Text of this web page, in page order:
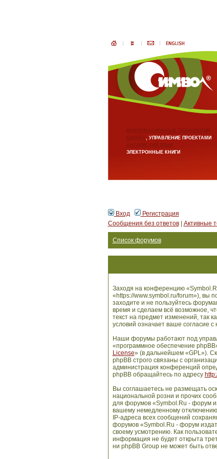
ИНФОРМАЦИОННЫЕ ТЕХНОЛОГИИ
БИЗНЕС, УПРАВЛЕНИЕ ПРОЕКТАМИ
АНГЛИЙСКИЙ ЯЗЫК
ЭЛЕКТРОННЫЕ КНИГИ
Вход
Регистрация
Сообщения без ответов| Активные
Список форумов
Заходя на конференцию
«https://www.symbol.ru/forum»), вы
заходите и не пользуйтесь
время и сделаем всё возможное,
текст на предмет изменений, так
условий означает ваше согласие с
Наши форумы работают под
«программное обеспечение
License» (в дальнейшем «GPL»).
phpBB строго связаны с
администрация конференций
phpBB обращайтесь по адресу
Вы соглашаетесь не размещать
национальной розни и прочих
для форумов «Symbol.Ru - форум
вашему немедленному
IP-адреса всех сообщений
форумов «Symbol.Ru - форум
своему усмотрению. Как
информация не будет открыта
ни phpBB Group не может быть